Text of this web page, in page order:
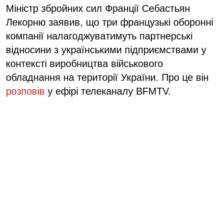
Міністр збройних сил Франції Себастьян
Лекорню заявив, що три французькі оборонні
компанії налагоджуватимуть партнерські
відносини з українськими підприємствами у
контексті виробництва військового
обладнання на території України. Про це він
розповів у ефірі телеканалу BFMTV.